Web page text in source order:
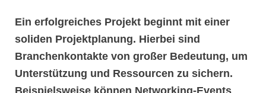
Ein erfolgreiches Projekt beginnt mit einer
soliden Projektplanung. Hierbei sind
Branchenkontakte von großer Bedeutung, um
Unterstützung und Ressourcen zu sichern.
Beispielsweise können Networking-Events